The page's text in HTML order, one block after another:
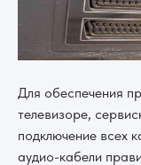
Для обеспечения
телевизоре,
подключение всех
аудио-кабели